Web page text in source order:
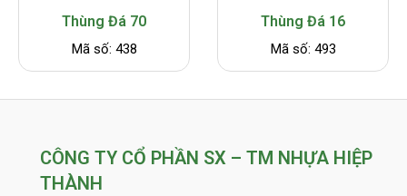
Thùng Đá 70
Mã số: 438
Thùng Đá 16
Mã số: 493
CÔNG TY CỔ PHẦN SX – TM NHỰA HIỆP
THÀNH